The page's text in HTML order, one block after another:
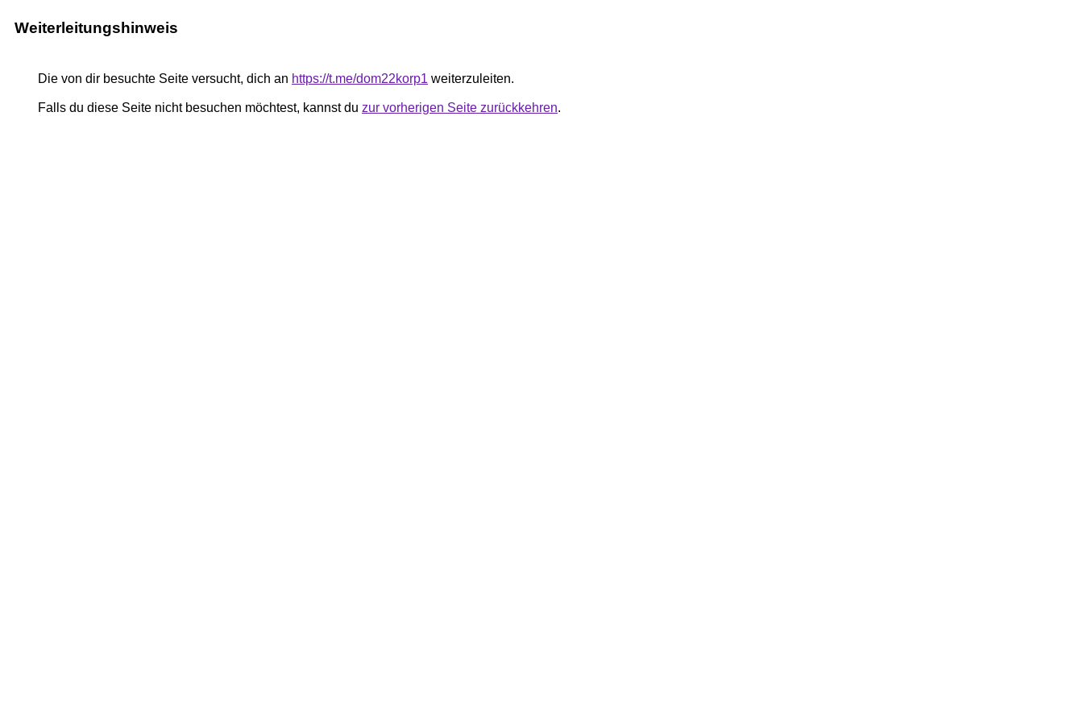
Weiterleitungshinweis
Die von dir besuchte Seite versucht, dich an https://t.me/dom22korp1 weiterzuleiten.
Falls du diese Seite nicht besuchen möchtest, kannst du zur vorherigen Seite zurückkehren.